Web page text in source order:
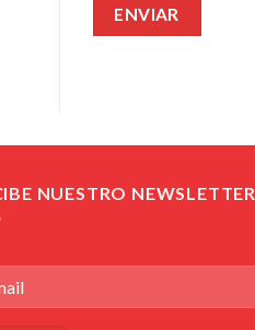
NUESTRO NEWSLETTER